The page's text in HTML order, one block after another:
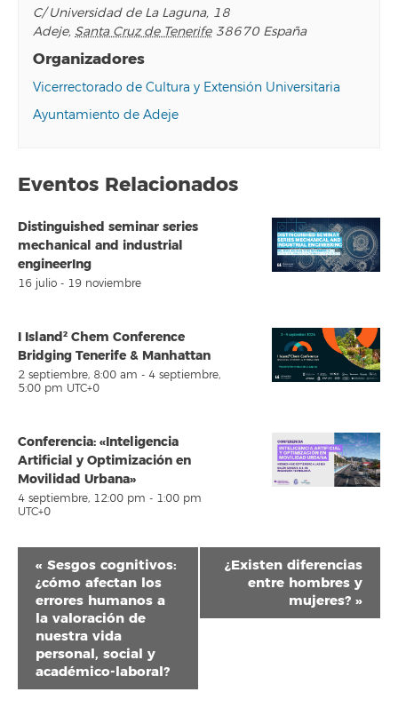
C/ Universidad de La Laguna, 18
Adeje, Santa Cruz de Tenerife 38670 España
Organizadores
Vicerrectorado de Cultura y Extensión Universitaria
Ayuntamiento de Adeje
Eventos Relacionados
Distinguished seminar series
mechanical and industrial
engineerIng
16 julio - 19 noviembre
I Island² Chem Conference
Bridging Tenerife & Manhattan
2 septiembre, 8:00 am - 4 septiembre,
5:00 pm UTC+0
Conferencia: «Inteligencia
Artificial y Optimización en
Movilidad Urbana»
4 septiembre, 12:00 pm - 1:00 pm
UTC+0
Navegación
del
Evento
« Sesgos cognitivos:
¿cómo afectan los
errores humanos a
la valoración de
nuestra vida
personal, social y
académico-laboral?
¿Existen diferencias
entre hombres y
mujeres? »